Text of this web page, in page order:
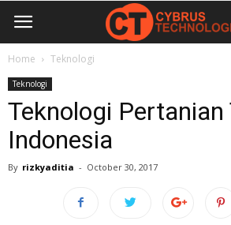
Home Teknologi
Teknologi
Teknologi Pertanian
Indonesia
By rizkyaditia - October 30, 2017